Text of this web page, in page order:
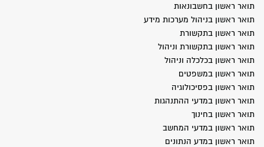
תואר ראשון בחשבונאות
תואר ראשון בניהול מערכות מידע
תואר ראשון בתקשורת
תואר ראשון בתקשורת וניהול
תואר ראשון בכלכלה וניהול
תואר ראשון במשפטים
תואר ראשון בפסיכולוגיה
תואר ראשון במדעי ההתנהגות
תואר ראשון בחינוך
תואר ראשון במדעי המחשב
תואר ראשון במדע הנתונים